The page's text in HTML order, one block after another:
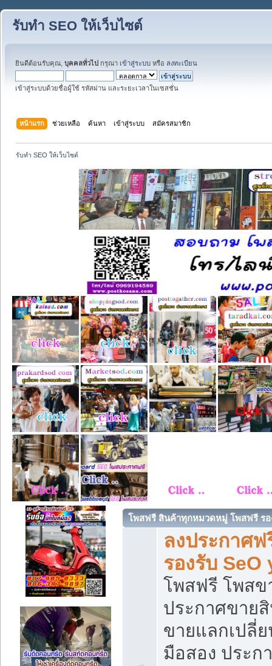
รับทำ SEO ให้เว็บไซต์
ยินดีต้อนรับคุณ, บุคคลทั่วไป กรุณา เข้าสู่ระบบ หรือ ลงทะเบียน
เข้าสู่ระบบด้วยชื่อผู้ใช้ รหัสผ่าน และระยะเวลาในเซสชั่น
หน้าแรก ช่วยเหลือ ค้นหา เข้าสู่ระบบ สมัครสมาชิก
รับทำ SEO ให้เว็บไซต์
โพสฟรี สินค้าทุกหมวดหมู่ โพสฟรี รอ
ลงประกาศ
รองรับ
โพสฟรี โพสข
ประกาศขาย
ขายแลกเปลี่
มือสอง ประก